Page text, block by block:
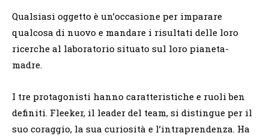
Qualsiasi oggetto è un’occasione per imparare
qualcosa di nuovo e mandare i risultati delle loro
ricerche al laboratorio situato sul loro pianeta-
madre.
I tre protagonisti hanno caratteristiche e ruoli ben
definiti. Fleeker, il leader del team, si distingue per il
suo coraggio, la sua curiosità e l’intraprendenza. Ha